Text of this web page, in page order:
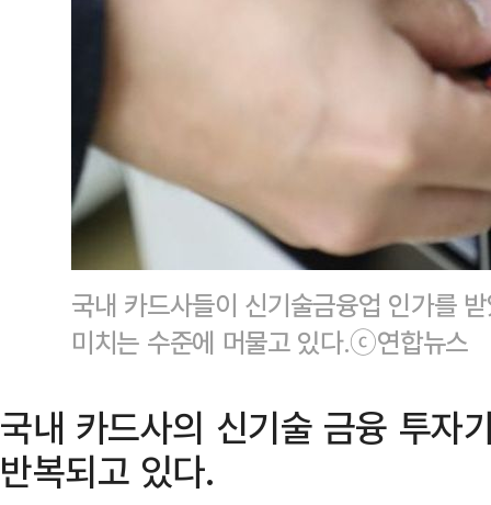
국내 카드사들이 신기술금융업 인가를
미치는 수준에 머물고 있다.ⓒ연합뉴스
국내 카드사의 신기술 금융 투자
반복되고 있다.